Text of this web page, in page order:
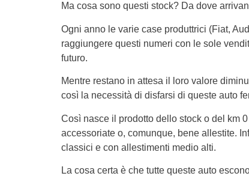
Ma cosa sono questi stock? Da dove
Ogni anno le varie case produttrici (Fiat,
raggiungere questi numeri con le sole
futuro.
Mentre restano in attesa il loro valore
così la necessità di disfarsi di queste auto
Così nasce il prodotto dello stock o del km
accessoriate o, comunque, bene allestite.
classici e con allestimenti medio alti.
La cosa certa è che tutte queste auto